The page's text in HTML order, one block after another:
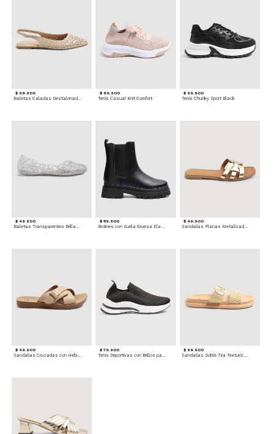
$ 69.900 $ 89.900
Tenis Casual Knit Comfort
$ 99.900
Tenis Chunky Sport Black
$ 49.900
Baletas Transparentes Brillantes
$ 119.900
Botines con Suela Gruesa Elastizada
$ 49.900
Sandalias Planas Metalizadas
$ 49.900
Sandalias Cruzadas con Hebilla
$ 79.900
Tenis Deportivas con Brillos para mujer
$ 69.900
Sandalias Doble Tira Texturizada